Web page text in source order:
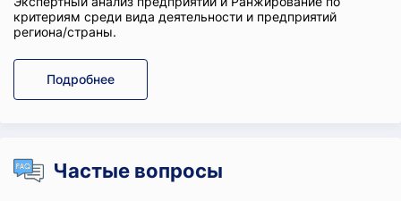
критериям среди вида деятельности и предприятий
региона/страны.
Подробнее
Частые вопросы